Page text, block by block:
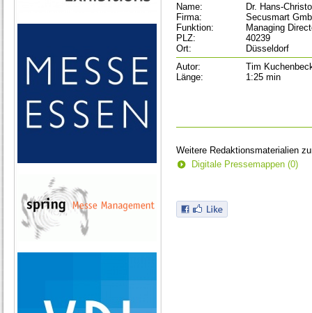
Name:
Dr. Hans-
Firma:
Secusmart
Funktion:
Managing
PLZ:
40239
Ort:
Düsseldorf
Autor:
Tim
Länge:
1:25 min
Weitere Redaktionsmaterialien
Digitale Pressemappen (0)